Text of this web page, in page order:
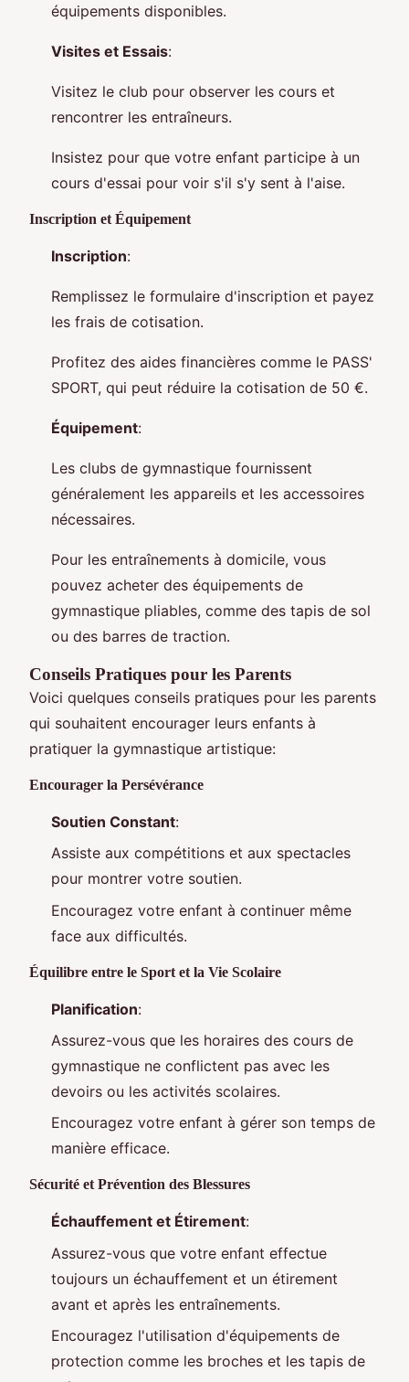
équipements disponibles.
Visites et Essais:
Visitez le club pour observer les cours et
rencontrer les entraîneurs.
Insistez pour que votre enfant participe à un
cours d'essai pour voir s'il s'y sent à l'aise.
Inscription et Équipement
Inscription:
Remplissez le formulaire d'inscription et payez
les frais de cotisation.
Profitez des aides financières comme le PASS'
SPORT, qui peut réduire la cotisation de 50 €.
Équipement:
Les clubs de gymnastique fournissent
généralement les appareils et les accessoires
nécessaires.
Pour les entraînements à domicile, vous
pouvez acheter des équipements de
gymnastique pliables, comme des tapis de sol
ou des barres de traction.
Conseils Pratiques pour les Parents
Voici quelques conseils pratiques pour les parents
qui souhaitent encourager leurs enfants à
pratiquer la gymnastique artistique:
Encourager la Persévérance
Soutien Constant:
Assiste aux compétitions et aux spectacles
pour montrer votre soutien.
Encouragez votre enfant à continuer même
face aux difficultés.
Équilibre entre le Sport et la Vie Scolaire
Planification:
Assurez-vous que les horaires des cours de
gymnastique ne conflictent pas avec les
devoirs ou les activités scolaires.
Encouragez votre enfant à gérer son temps de
manière efficace.
Sécurité et Prévention des Blessures
Échauffement et Étirement:
Assurez-vous que votre enfant effectue
toujours un échauffement et un étirement
avant et après les entraînements.
Encouragez l'utilisation d'équipements de
protection comme les broches et les tapis de